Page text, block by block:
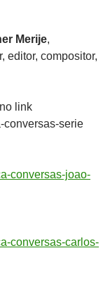
Merije,
editor, compositor,
link
conversas-serie
conversas-joao-
conversas-carlos-